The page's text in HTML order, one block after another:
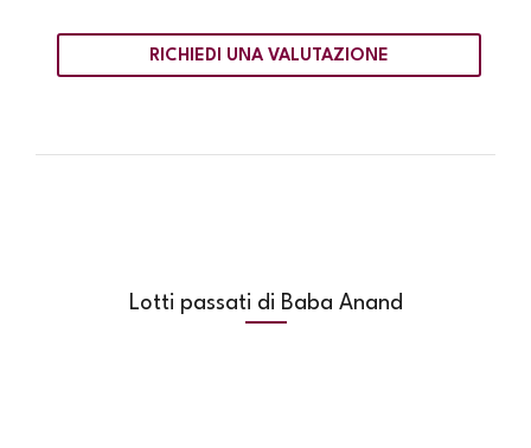
RICHIEDI UNA VALUTAZIONE
Lotti passati di Baba Anand